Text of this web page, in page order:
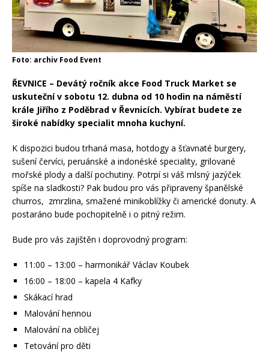
Foto: archiv Food Event
ŘEVNICE – Devátý ročník akce Food Truck Market se
uskuteční v sobotu 12. dubna od 10 hodin na náměstí
krále Jiřího z Poděbrad v Řevnicích. Vybírat budete ze
široké nabídky specialit mnoha kuchyní.
K dispozici budou trhaná masa, hotdogy a šťavnaté burgery,
sušení červíci, peruánské a indonéské speciality, grilované
mořské plody a další pochutiny. Potrpí si váš mlsný jazýček
spíše na sladkosti? Pak budou pro vás připraveny španělské
churros, zmrzlina, smažené minikoblížky či americké donuty. A
postaráno bude pochopitelně i o pitný režim.
Bude pro vás zajištěn i doprovodný program:
11:00 – 13:00 – harmonikář Václav Koubek
16:00 – 18:00 – kapela 4 Kafky
Skákací hrad
Malování hennou
Malování na obličej
Tetování pro děti